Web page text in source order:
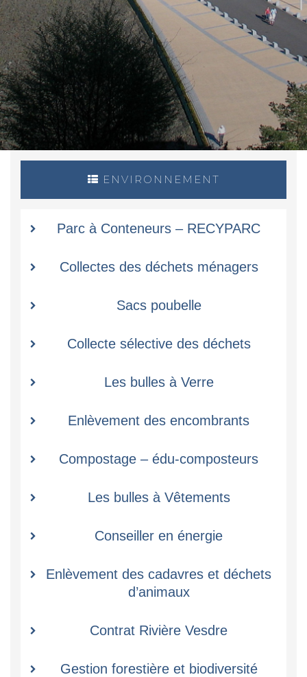
ENVIRONNEMENT
Parc à Conteneurs – RECYPARC
Collectes des déchets ménagers
Sacs poubelle
Collecte sélective des déchets
Les bulles à Verre
Enlèvement des encombrants
Compostage – édu-composteurs
Les bulles à Vêtements
Conseiller en énergie
Enlèvement des cadavres et déchets
d’animaux
Contrat Rivière Vesdre
Gestion forestière et biodiversité